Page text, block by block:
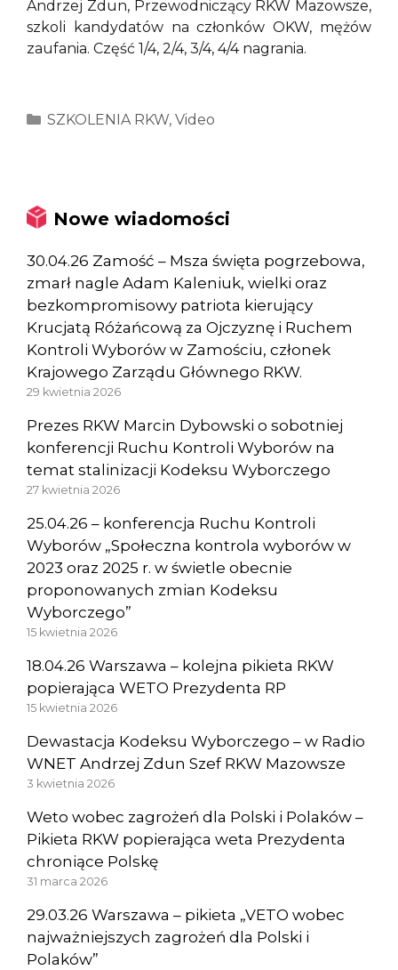
Andrzej Zdun, Przewodniczący RKW Mazowsze,
szkoli kandydatów na członków OKW, mężów
zaufania. Część 1/4, 2/4, 3/4, 4/4 nagrania.
Kategorie
SZKOLENIA RKW, Video
Nowe wiadomości
30.04.26 Zamość – Msza święta pogrzebowa,
zmarł nagle Adam Kaleniuk, wielki oraz
bezkompromisowy patriota kierujący
Krucjatą Różańcową za Ojczyznę i Ruchem
Kontroli Wyborów w Zamościu, członek
Krajowego Zarządu Głównego RKW.
29 kwietnia 2026
Prezes RKW Marcin Dybowski o sobotniej
konferencji Ruchu Kontroli Wyborów na
temat stalinizacji Kodeksu Wyborczego
27 kwietnia 2026
25.04.26 – konferencja Ruchu Kontroli
Wyborów „Społeczna kontrola wyborów w
2023 oraz 2025 r. w świetle obecnie
proponowanych zmian Kodeksu
Wyborczego”
15 kwietnia 2026
18.04.26 Warszawa – kolejna pikieta RKW
popierająca WETO Prezydenta RP
15 kwietnia 2026
Dewastacja Kodeksu Wyborczego – w Radio
WNET Andrzej Zdun Szef RKW Mazowsze
3 kwietnia 2026
Weto wobec zagrożeń dla Polski i Polaków –
Pikieta RKW popierająca weta Prezydenta
chroniące Polskę
31 marca 2026
29.03.26 Warszawa – pikieta „VETO wobec
najważniejszych zagrożeń dla Polski i
Polaków”